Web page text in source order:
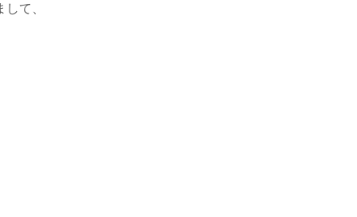
て、